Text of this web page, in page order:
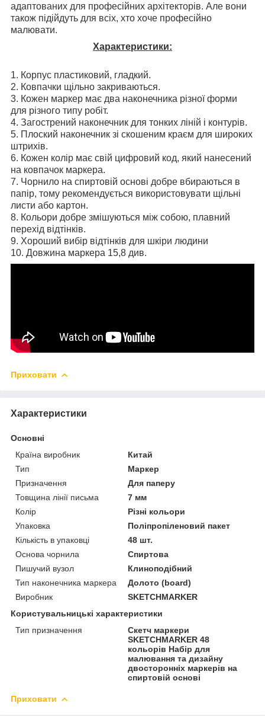
адаптованих для професійних архітекторів. Але вони
також підійдуть для всіх, хто хоче професійно
малювати.
Характеристики:
1. Корпус пластиковий, гладкий.
2. Ковпачки щільно закриваються.
3. Кожен маркер має два наконечника різної форми
для різного типу робіт.
4. Загострений наконечник для тонких ліній і контурів.
5. Плоский наконечник зі скошеним краєм для широких
штрихів.
6. Кожен колір має свій цифровий код, який нанесений
на ковпачок маркера.
7. Чорнило на спиртовій основі добре вбираються в
папір, тому рекомендується використовувати щільні
листи або картон.
8. Кольори добре змішуються між собою, плавний
перехід відтінків.
9. Хороший вибір відтінків для шкіри людини
10. Довжина маркера 15,8 див.
Приховати
Характеристики
Основні
Країна виробник
Китай
Тип
Маркер
Призначення
Для паперу
Товщина лінії письма
7 мм
Колір
Різні кольори
Упаковка
Поліпропіленовий пакет
Кількість в упаковці
48 шт.
Основа чорнила
Спиртова
Пишучий вузол
Клиноподібний
Тип наконечника маркера
Долото (board)
Виробник
SKETCHMARKER
Користувальницькі характеристики
Тип призначення
Скетч маркери
SKETCHMARKER 48
кольорів Набір для
малювання та дизайну
двосторонніх маркерів на
спиртовій основі
Приховати